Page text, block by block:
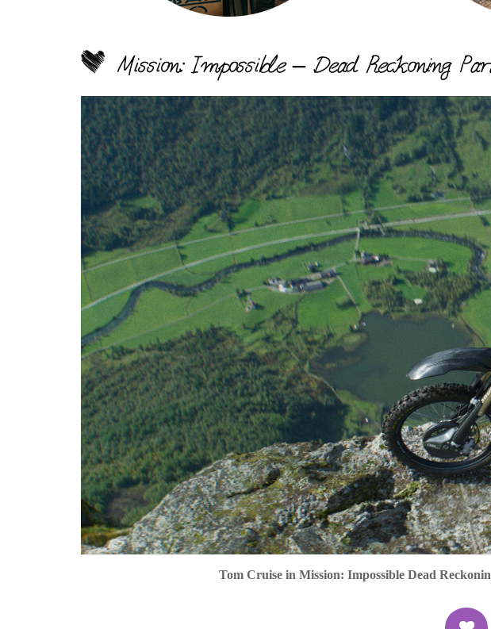
Mission: Impossible – Dead Reckoning
Tom Cruise in Mission: Impossible Dead